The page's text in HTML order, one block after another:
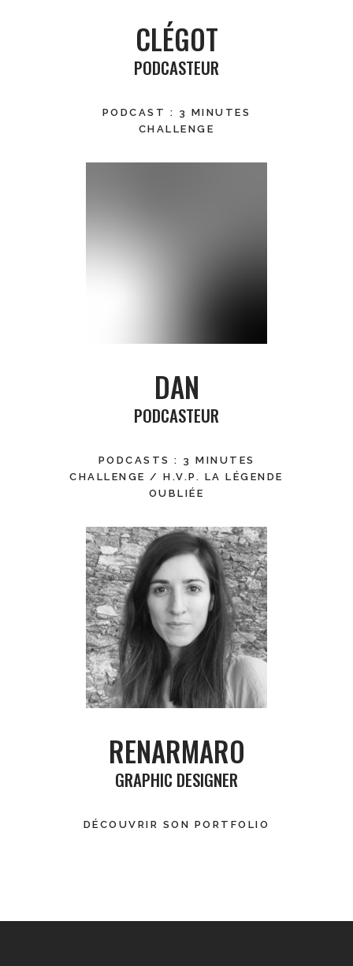
CLÉGOT
PODCASTEUR
PODCAST : 3 MINUTES
CHALLENGE
DAN
PODCASTEUR
PODCASTS : 3 MINUTES
CHALLENGE / H.V.P. LA LÉGENDE
OUBLIÉE
RENARMARO
GRAPHIC DESIGNER
DÉCOUVRIR SON PORTFOLIO